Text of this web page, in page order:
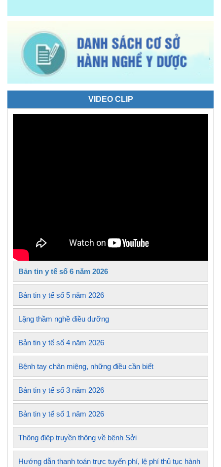
VIDEO CLIP
Bản tin y tế số 6 năm 2026
Bản tin y tế số 5 năm 2026
Lặng thầm nghề điều dưỡng
Bản tin y tế số 4 năm 2026
Bệnh tay chân miệng, những điều cần biết
Bản tin y tế số 3 năm 2026
Bản tin y tế số 1 năm 2026
Thông điệp truyền thông về bệnh Sởi
Hướng dẫn thanh toán trực tuyến phí, lệ phí thủ tục hành